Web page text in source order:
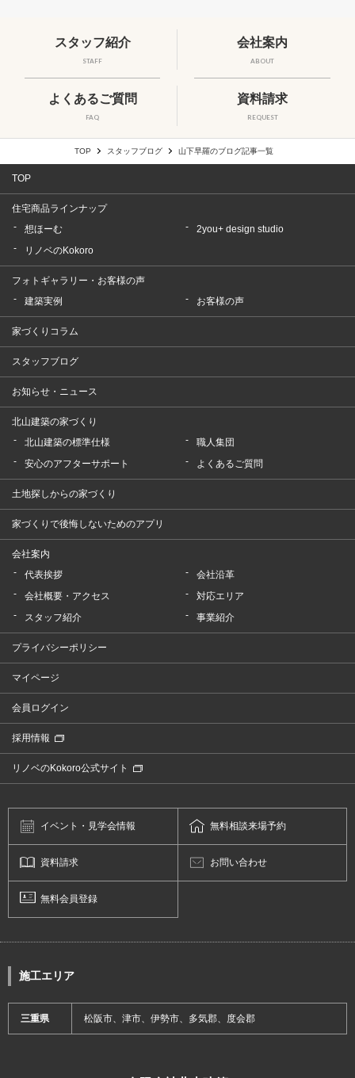
スタッフ紹介
STAFF
会社案内
ABOUT
よくあるご質問
FAQ
資料請求
REQUEST
TOP スタッフブログ 山下早羅のブログ記事一覧
TOP
住宅商品ラインナップ
想ほーむ
2you+ design studio
リノベのKokoro
フォトギャラリー・お客様の声
建築実例
お客様の声
家づくりコラム
スタッフブログ
お知らせ・ニュース
北山建築の家づくり
北山建築の標準仕様
職人集団
安心のアフターサポート
よくあるご質問
土地探しからの家づくり
家づくりで後悔しないためのアプリ
会社案内
代表挨拶
会社沿革
会社概要・アクセス
対応エリア
スタッフ紹介
事業紹介
プライバシーポリシー
マイページ
会員ログイン
採用情報
リノベのKokoro公式サイト
イベント・ 見学会情報 無料相談来場予約
資料請求 お問い合わせ
無料会員登録
施工エリア
三重県 松阪市、津市、伊勢市、多気郡、度会郡